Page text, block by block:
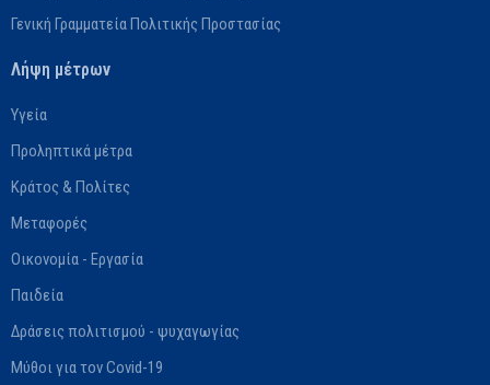
Γενική Γραμματεία Πολιτικής Προστασίας
Λήψη μέτρων
Υγεία
Προληπτικά μέτρα
Κράτος & Πολίτες
Μεταφορές
Οικονομία - Εργασία
Παιδεία
Δράσεις πολιτισμού - ψυχαγωγίας
Μύθοι για τον Covid-19